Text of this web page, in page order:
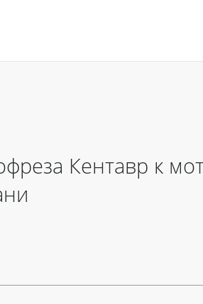
Кентавр к